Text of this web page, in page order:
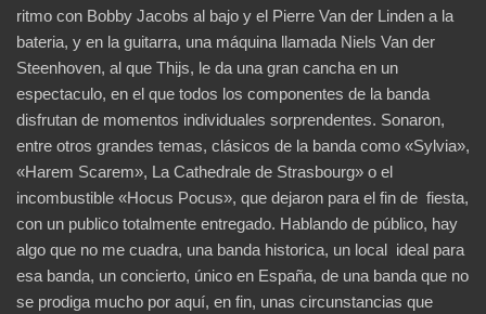
ritmo con Bobby Jacobs al bajo y el Pierre Van der Linden a la
bateria, y en la guitarra, una máquina llamada Niels Van der
Steenhoven, al que Thijs, le da una gran cancha en un
espectaculo, en el que todos los componentes de la banda
disfrutan de momentos individuales sorprendentes. Sonaron,
entre otros grandes temas, clásicos de la banda como «Sylvia»,
«Harem Scarem», La Cathedrale de Strasbourg» o el
incombustible «Hocus Pocus», que dejaron para el fin de fiesta,
con un publico totalmente entregado. Hablando de público, hay
algo que no me cuadra, una banda historica, un local ideal para
esa banda, un concierto, único en España, de una banda que no
se prodiga mucho por aquí, en fin, unas circunstancias que